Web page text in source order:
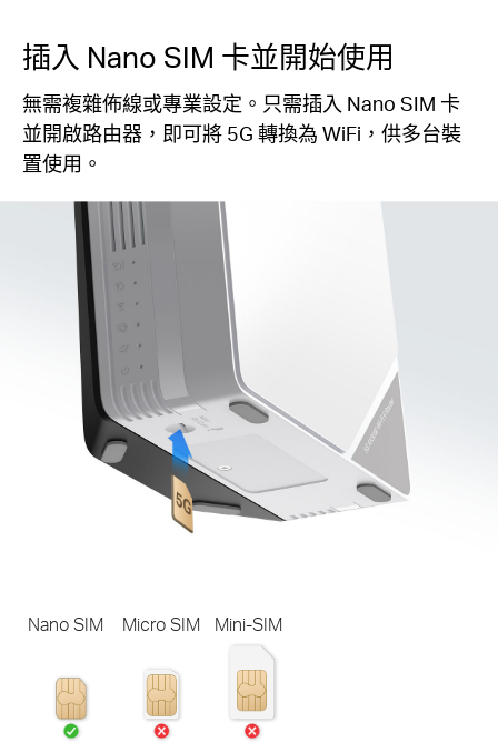
插入 Nano SIM 卡並開始使用
無需複雜佈線或專業設定。只需插入 Nano SIM 卡
並開啟路由器，即可將 5G 轉換為 WiFi，供多台裝
置使用。
Nano SIM Micro SIM Mini-SIM